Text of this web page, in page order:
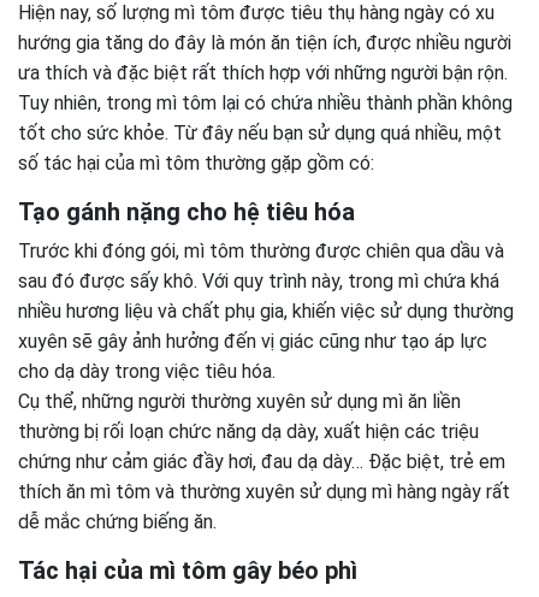
Hiện nay, số lượng mì tôm được tiêu thụ hàng ngày có xu
hướng gia tăng do đây là món ăn tiện ích, được nhiều người
ưa thích và đặc biệt rất thích hợp với những người bận rộn.
Tuy nhiên, trong mì tôm lại có chứa nhiều thành phần không
tốt cho sức khỏe. Từ đây nếu bạn sử dụng quá nhiều, một
số tác hại của mì tôm thường gặp gồm có:
Tạo gánh nặng cho hệ tiêu hóa
Trước khi đóng gói, mì tôm thường được chiên qua dầu và
sau đó được sấy khô. Với quy trình này, trong mì chứa khá
nhiều hương liệu và chất phụ gia, khiến việc sử dụng thường
xuyên sẽ gây ảnh hưởng đến vị giác cũng như tạo áp lực
cho dạ dày trong việc tiêu hóa.
Cụ thể, những người thường xuyên sử dụng mì ăn liền
thường bị rối loạn chức năng dạ dày, xuất hiện các triệu
chứng như cảm giác đầy hơi, đau dạ dày… Đặc biệt, trẻ em
thích ăn mì tôm và thường xuyên sử dụng mì hàng ngày rất
dễ mắc chứng biếng ăn.
Tác hại của mì tôm gây béo phì